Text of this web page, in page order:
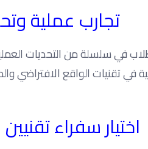
تجارب عملية
في سلسلة من التحديات
اختيار سفراء